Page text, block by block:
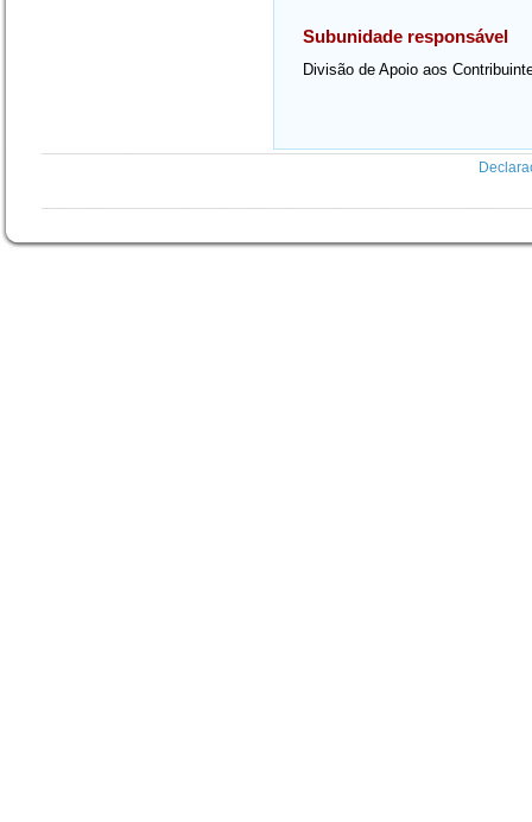
Subunidade responsável
Divisão de Apoio aos